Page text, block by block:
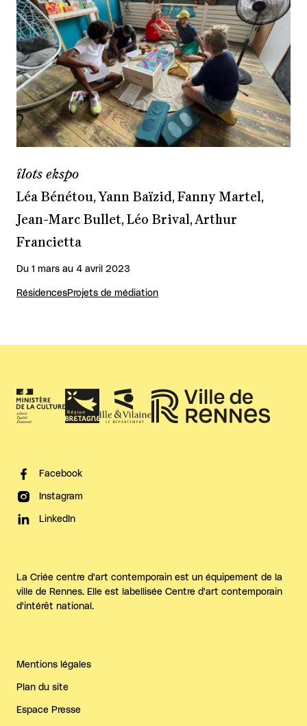
îlots ekspo
Léa Bénétou, Yann Baïzid, Fanny Martel,
Jean-Marc Bullet, Léo Brival, Arthur
Francietta
Du 1 mars au 4 avril 2023
RésidencesProjets de médiation
Facebook
Instagram
LinkedIn
La Criée centre d'art contemporain est un équipement de la
ville de Rennes. Elle est labellisée Centre d'art contemporain
d'intérêt national.
Mentions légales
Plan du site
Espace Presse